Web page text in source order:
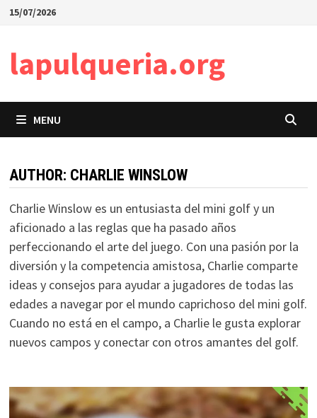
Skip15/07/2026
lapulqueria.org
MENU
AUTHOR: CHARLIE WINSLOW
Charlie Winslow es un entusiasta del mini golf y un
aficionado a las reglas que ha pasado años
perfeccionando el arte del juego. Con una pasión por la
diversión y la competencia amistosa, Charlie comparte
ideas y consejos para ayudar a jugadores de todas las
edades a navegar por el mundo caprichoso del mini golf.
Cuando no está en el campo, a Charlie le gusta explorar
nuevos campos y conectar con otros amantes del golf.